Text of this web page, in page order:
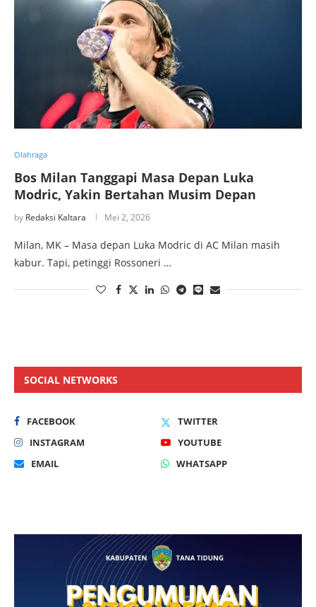
Olahraga
Bos Milan Tanggapi Masa Depan Luka
Modric, Yakin Bertahan Musim Depan
by Redaksi Kaltara Mei 2, 2026
Milan, MK – Masa depan Luka Modric di AC Milan masih
kabur. Tapi, petinggi Rossoneri …
SOCIAL NETWORKS
FACEBOOK
TWITTER
INSTAGRAM
YOUTUBE
EMAIL
WHATSAPP